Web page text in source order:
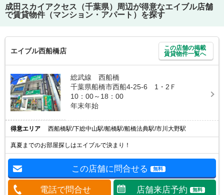
成田スカイアクセス（千葉県）
周辺が得意なエイブル店舗
で賃貸物件（マンション・アパート）を探す
エイブル西船橋店
この店舗の掲載
賃貸物件一覧へ
総武線 西船橋
千葉県船橋市西船4-25-6 1・2Ｆ
10：00～18：00
年末年始
得意エリア 西船橋駅/下総中山駅/船橋駅/船橋法典駅/市川大野駅
真夏までのお部屋探しはエイブルで決まり！
この店舗に問合せる 無料
電話で問合せ 店舗来店予約 無料